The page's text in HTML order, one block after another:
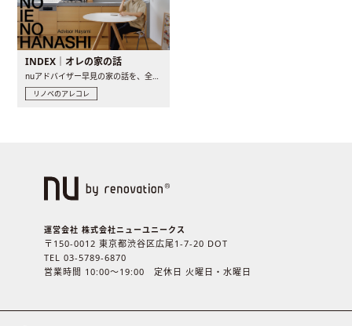
INDEX｜オレの家の話
リノベのアレコレ
運営会社 株式会社ニューユニークス
〒150-0012 東京都渋谷区広尾1-7-20 DOT
TEL 03-5789-6870
営業時間 10:00〜19:00 定休日 火曜日・水曜日